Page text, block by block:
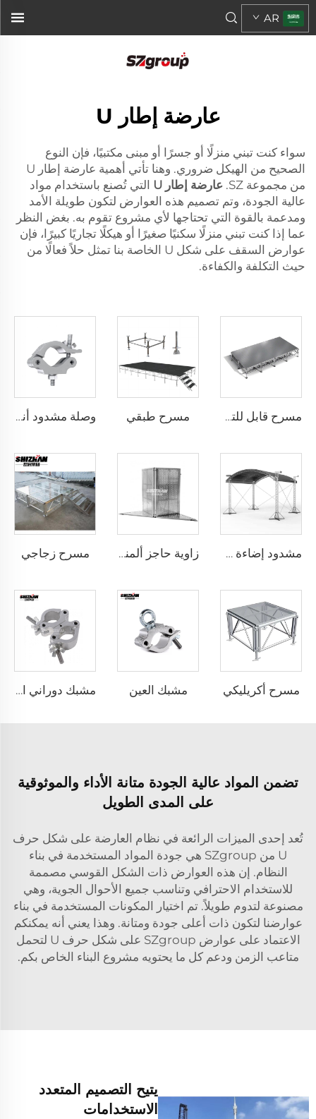
AR
عارضة إطار U
سواء كنت تبني منزلًا أو جسرًا أو مبنى مكتبيًا، فإن النوع
الصحيح من الهيكل ضروري. وهنا تأتي أهمية عارضة إطار U
من مجموعة SZ.
عارضة إطار U
التي تُصنع باستخدام مواد
عالية الجودة، وتم تصميم هذه العوارض لتكون طويلة الأمد
ومدعمة بالقوة التي تحتاجها لأي مشروع تقوم به. بغض النظر
عما إذا كنت تبني منزلًا سكنيًا صغيرًا أو هيكلًا تجاريًا كبيرًا، فإن
عوارض السقف على شكل U الخاصة بنا تمثل حلاً فعالًا من
حيث التكلفة والكفاءة.
مسرح قابل للتركيب مسرح طبقي وصلة مشدود أنبوبية حلزونية من الألومنيوم الأسود والفضي، تركيب عرض نظام المشدود، مشبك ألومنيوم
مشدود إضاءة دي جي من الألومنيوم عالي الجودة قابل للتخصيص، صمام مشدود من الألومنيوم، مشدود سبائك الألومنيوم القابل للنقل لنظام العرض زاوية حاجز ألمنيومي مسرح زجاجي
مسرح أكريليكي مشبك العين مشبك دوراني احترافي
تضمن المواد عالية الجودة متانة الأداء والموثوقية
على المدى الطويل
تُعد إحدى الميزات الرائعة في نظام العارضة على شكل حرف
U من SZgroup هي جودة المواد المستخدمة في بناء
النظام. إن هذه العوارض ذات الشكل القوسي مصممة
للاستخدام الاحترافي وتناسب جميع الأحوال الجوية، وهي
مصنوعة لتدوم طويلاً. تم اختيار المكونات المستخدمة في بناء
عوارضنا لتكون ذات أعلى جودة ومتانة. وهذا يعني أنه يمكنكم
الاعتماد على عوارض SZgroup على شكل حرف U لتحمل
متاعب الزمن ودعم كل ما يحتويه مشروع البناء الخاص بكم.
يتيح التصميم المتعدد
الاستخدامات